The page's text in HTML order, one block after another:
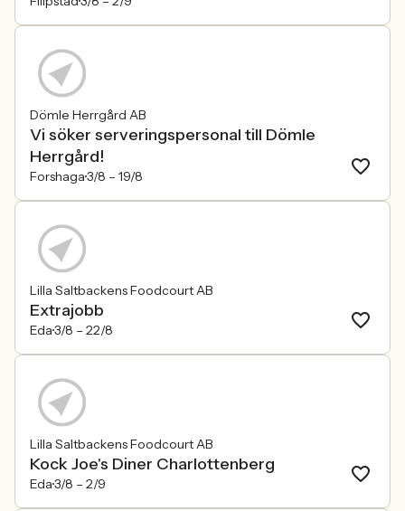
Dömle Herrgård AB
Vi söker serveringspersonal till Dömle
Herrgård!
Forshaga3/8 – 19/8
Lilla Saltbackens Foodcourt AB
Extrajobb
Eda3/8 – 22/8
Lilla Saltbackens Foodcourt AB
Kock Joe's Diner Charlottenberg
Eda3/8 – 2/9